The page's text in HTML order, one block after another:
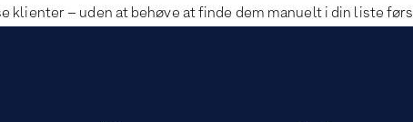
klienter – uden at behøve at finde dem manuelt i din liste